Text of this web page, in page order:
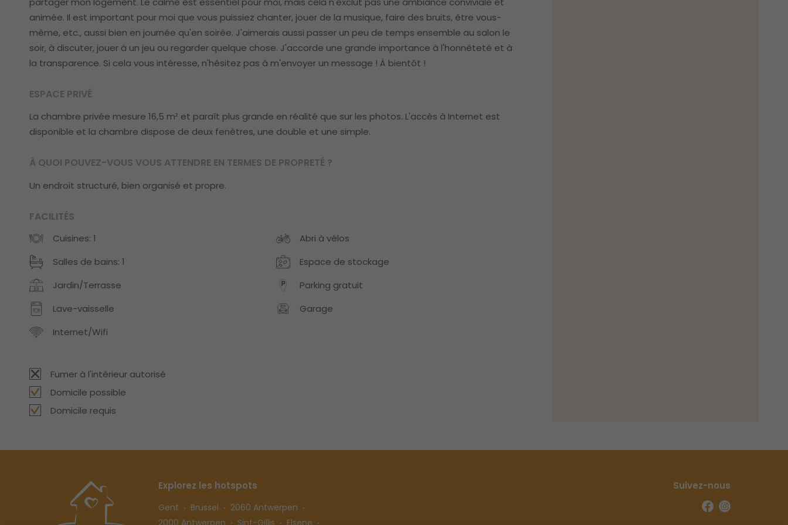
animée. Il est important pour moi que vous puissiez chanter, jouer de la musique, faire des bruits, être vous-
même, etc., aussi bien en journée qu'en soirée. J'aimerais aussi passer un peu de temps ensemble au salon le
soir, à discuter, jouer à un jeu ou regarder quelque chose. J'accorde une grande importance à l'honnêteté et à
la transparence. Si cela vous intéresse, n'hésitez pas à m'envoyer un message ! À bientôt !
ESPACE PRIVÉ
La chambre privée mesure 16,5 m² et paraît plus grande en réalité que sur les photos. L'accès à Internet est
disponible et la chambre dispose de deux fenêtres, une double et une simple.
À QUOI POUVEZ-VOUS VOUS ATTENDRE EN TERMES DE PROPRETÉ ?
Un endroit structuré, bien organisé et propre.
FACILITÉS
Cuisines: 1
Salles de bains: 1
Jardin/Terrasse
Lave-vaisselle
Internet/Wifi
Abri à vélos
Espace de stockage
Parking gratuit
Garage
Fumer à l'intérieur autorisé
Domicile possible
Domicile requis
Explorez les hotspots
Gent Brussel
2060 Antwerpen
2000 Antwerpen
Sint-Gillis Elsene
Suivez-nous